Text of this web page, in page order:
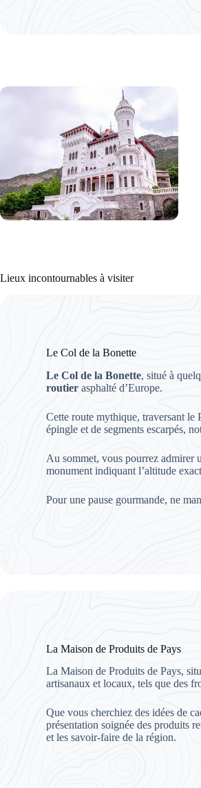
Lieux incontournables à visiter
Le Col de la Bonette
Le Col de la Bonette, situé à
routier asphalté d’Europe.
Cette route mythique, traversant le
épingle et de segments escarpés,
Au sommet, vous pourrez admirer
monument indiquant l’altitude
Pour une pause gourmande, ne
La Maison de Produits de Pays
La Maison de Produits de Pays,
artisanaux et locaux, tels que des
Que vous cherchiez des idées de
présentation soignée des produits
et les savoir-faire de la région.